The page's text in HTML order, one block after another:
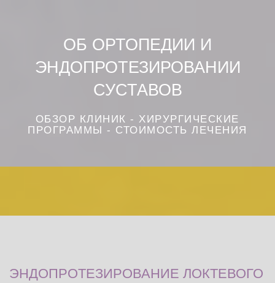
ОБ ОРТОПЕДИИ И
ЭНДОПРОТЕЗИРОВАНИИ
СУСТАВОВ
ОБЗОР КЛИНИК - ХИРУРГИЧЕСКИЕ
ПРОГРАММЫ - СТОИМОСТЬ ЛЕЧЕНИЯ
ЭНДОПРОТЕЗИРОВАНИЕ ЛОКТЕВОГО